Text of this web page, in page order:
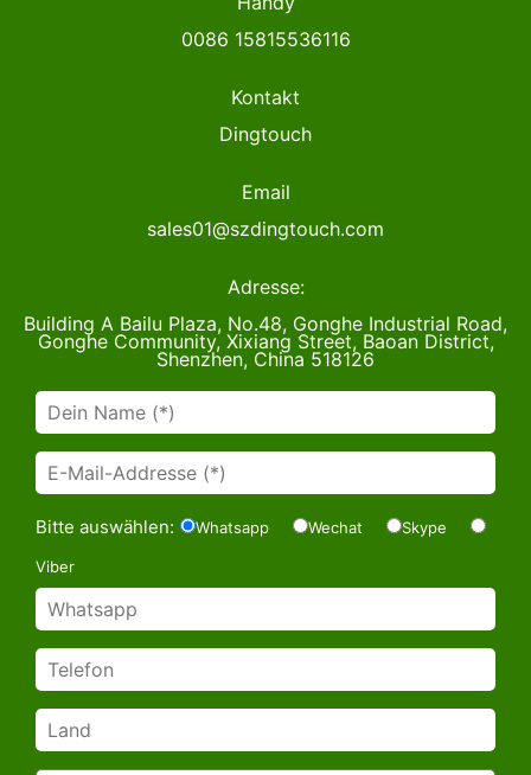
0086 15815536116
Kontakt
Dingtouch
Email
sales01@szdingtouch.com
Adresse:
Building A Bailu Plaza, No.48, Gonghe Industrial Road,
Gonghe Community, Xixiang Street, Baoan District,
Shenzhen, China 518126
Bitte auswählen: Whatsapp Wechat Skype
Viber